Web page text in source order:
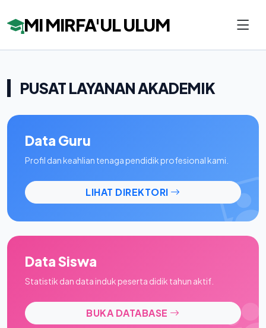
MI MIRFA'UL ULUM
PUSAT LAYANAN AKADEMIK
Data Guru
Profil dan keahlian tenaga pendidik profesional kami.
LIHAT DIREKTORI
Data Siswa
Statistik dan data induk peserta didik tahun aktif.
BUKA DATABASE